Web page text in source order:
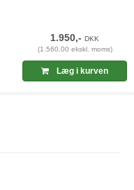
1.950,-DKK
(1.560,00 ekskl. moms)
Læg i kurven